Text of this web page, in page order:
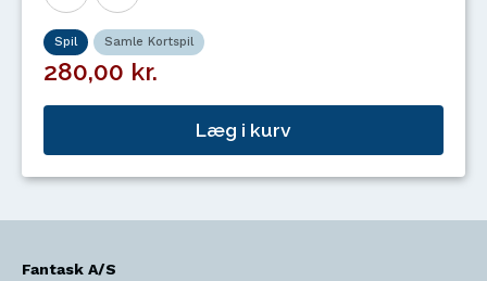
Spil Samle Kortspil
280,00 kr.
Læg i kurv
Fantask A/S